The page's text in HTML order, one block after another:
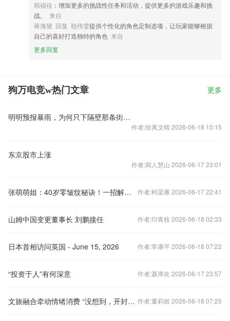
韩福佳 ：增加更多的挑战性任务和活动，提供更多的游戏乐趣和挑
战。
来自
蒋海黛 回复 嵇伟雯提供个性化的角色定制选项，让玩家能够根据
自己的喜好打造独特的角色 来自
更多回复
狗万电竞w热门文章 更多
明明预报暴雨，为何只下隔壁那条街？“提前一小时预警局地强天气”难在哪？｜独家专访
作者:徐离文晴 2026-06-18 10:15
东京股市上涨
作者:闻人慧山 2026-06-17 23:01
张萌萌姐：40岁零皱纹秘诀！一招解决松垮垂皱，重回少女肌 作者:柯梁雁 2026-06-17 22:41
山姆中国变更董事长 刘鹏接任 作者:印青枝 2026-06-18 02:33
日本首相访问英国 - June 15, 2026 作者:宰康平 2026-06-18 07:22
“投资于人”有何深意 作者:聂厚欢 2026-06-17 23:57
文旅融合牵动情绪消费 “没想到，开封这么会‘留人’” 作者:董莉姬 2026-06-18 07:25